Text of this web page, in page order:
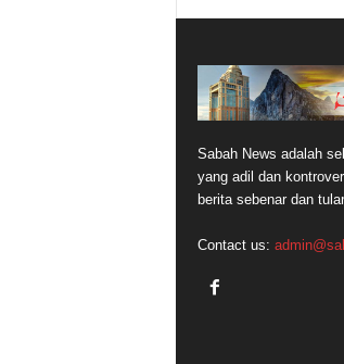
Sabah News adalah
yang adil dan
berita sebenar dan
Contact us: